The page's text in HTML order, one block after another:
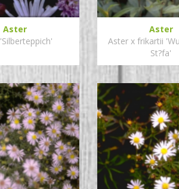
Aster
Aster
Aster x frikartii
St?fa'